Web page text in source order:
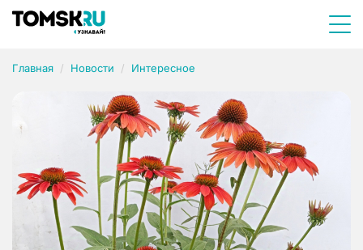
Главная Новости Интересное